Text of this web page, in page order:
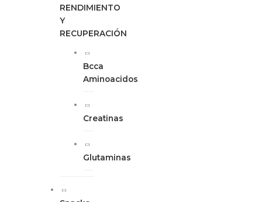
RENDIMIENTO
Y
RECUPERACIÓN
Bcca
Aminoacidos
Creatinas
Glutaminas